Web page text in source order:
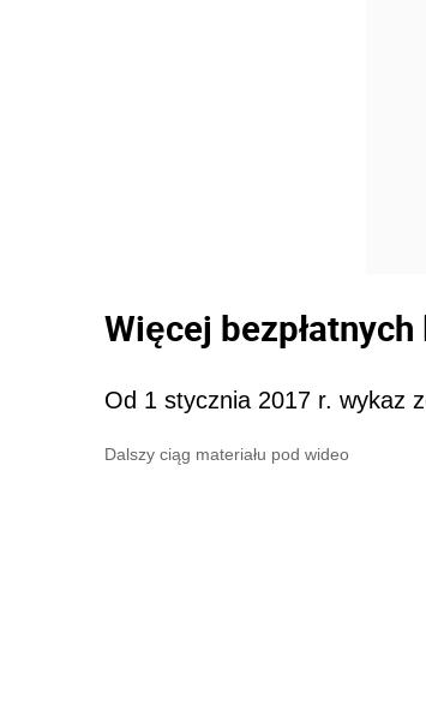
Więcej
Od 1 stycznia 2017 r. wykaz
Dalszy ciąg materiału pod wideo